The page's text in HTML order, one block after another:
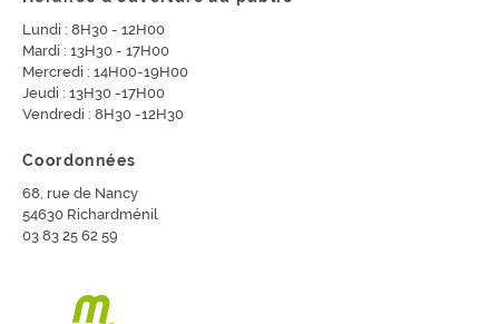
Lundi : 8H30 - 12H00
Mardi : 13H30 - 17H00
Mercredi : 14H00-19H00
Jeudi : 13H30 -17H00
Vendredi : 8H30 -12H30
Coordonnées
68, rue de Nancy
54630 Richardménil
03 83 25 62 59